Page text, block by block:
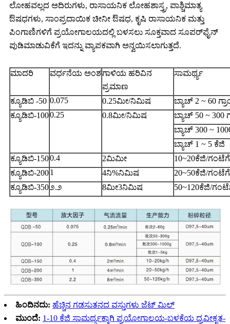
ಲೋಹವಲ್ಲದ ಅದಿರುಗಳು, ರಾಸಾಯನಿಕ ಲೋಹಶಾಸ್ತ್ರ, ಪಾಶ್ಚಿಮಾತ್ಯ
ಔಷಧಗಳು, ಸಾಂಪ್ರದಾಯಿಕ ಚೀನೀ ಔಷಧ, ಕೃಷಿ ರಾಸಾಯನಿಕ ಮತ್ತು
ಪಿಂಗಾಣಿಗಳಿಗೆ ಪ್ರಯೋಗಾಲಯದಲ್ಲಿ ಬಳಸಲು ಸೂಕ್ತವಾದ ಸೂಪರ್‌ಫೈನ್
ಪುಡಿಮಾಡುವಿಕೆಗೆ ಇದನ್ನು ವ್ಯಾಪಕವಾಗಿ ಅನ್ವಯಿಸಲಾಗುತ್ತದೆ.
ಮಾದರಿ ವರ್ಧನೆಯ ಅಂಶಗಾಳಿಯ ಹರಿವಿನ
ಪ್ರಮಾಣ
ಸಾಮರ್ಥ್ಯ
ಕ್ಯೂಡಿಬಿ -50 0.075 0.25ಮೀ/ನಿಮಿಷ
ಬ್ಯಾಚ್ 2 ~ 60
ಕ್ಯೂಡಿಬಿ-1000.25 0.8ಮೀ/ನಿಮಿಷ
ಬ್ಯಾಚ್ 50 ~ 300
ಬ್ಯಾಚ್ 300 ~
ಬ್ಯಾಚ್ 1 ~ 5 ಕೆಜಿ
ಕ್ಯೂಡಿಬಿ-1500.4 2ಮಿಮೀ
10~20ಕೆಜಿ/ಗಂಟೆಗೆ
ಕ್ಯೂಡಿಬಿ-2001 4ನಿ%ನಿಮಿಷ
20~50ಕೆಜಿ/ಗಂಟೆಗೆ
ಕ್ಯೂಡಿಬಿ-350೨.೨ 8ಮೀ3ನಿಮಿಷ 50~120ಕೆಜಿ/
ಹಿಂದಿನದು: ಹೆಚ್ಚಿನ ಗಡಸುತನದ ವಸ್ತುಗಳು ಜೆಟ್ ಮಿಲ್
ಮುಂದೆ: 1-10 ಕೆಜಿ ಸಾಮರ್ಥ್ಯಕ್ಕಾಗಿ ಪ್ರಯೋಗಾಲಯ-ಬಳಕೆಯ ದ್ರವೀಕೃತ-